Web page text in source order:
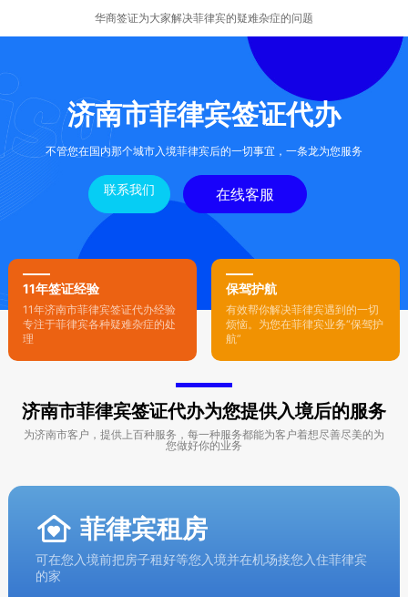
华商签证为大家解决菲律宾的疑难杂症的问题
济南市菲律宾签证代办
不管您在国内那个城市入境菲律宾后的一切事宜，一条龙为您服务
联系我们 在线客服
11年签证经验
11年济南市菲律宾签证代办经验
专注于菲律宾各种疑难杂症的处
理
保驾护航
有效帮你解决菲律宾遇到的一切
烦恼。为您在菲律宾业务“保驾护
航”
济南市菲律宾签证代办为您提供入境后的服务
为济南市客户，提供上百种服务，每一种服务都能为客户着想尽善尽美的为
您做好你的业务
菲律宾租房
可在您入境前把房子租好等您入境并在机场接您入住菲律宾
的家